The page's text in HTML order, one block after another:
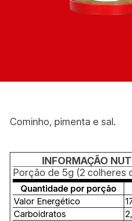
Cominho, pimenta e sal.
INFORMAÇÃO
Porção de 5g (2 colheres
Quantidade por porção
Valor Energético
Carboidratos